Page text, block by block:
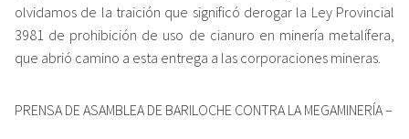
olvidamos de la traición que significó derogar la Ley Provincial
3981 de prohibición de uso de cianuro en minería metalífera,
que abrió camino a esta entrega a las corporaciones mineras.
PRENSA DE ASAMBLEA DE BARILOCHE CONTRA LA MEGAMINERÍA –